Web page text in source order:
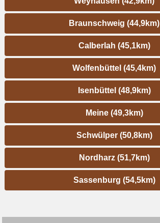
Braunschweig (44,9km)
Calberlah (45,1km)
Wolfenbüttel (45,4km)
Isenbüttel (48,9km)
Meine (49,3km)
Schwülper (50,8km)
Nordharz (51,7km)
Sassenburg (54,5km)